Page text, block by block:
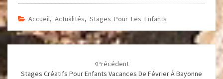
Accueil, Actualités, Stages Pour Les Enfants
d'article
Précédent
Stages Créatifs Pour Enfants Vacances De Février À Bayonne